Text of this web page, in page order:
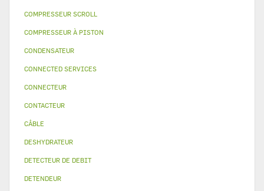
COMPRESSEUR SCROLL
COMPRESSEUR À PISTON
CONDENSATEUR
CONNECTED SERVICES
CONNECTEUR
CONTACTEUR
CÂBLE
DESHYDRATEUR
DETECTEUR DE DEBIT
DETENDEUR